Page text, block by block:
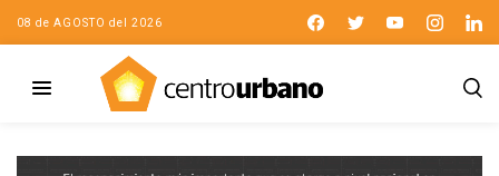
08 de AGOSTO del 2026